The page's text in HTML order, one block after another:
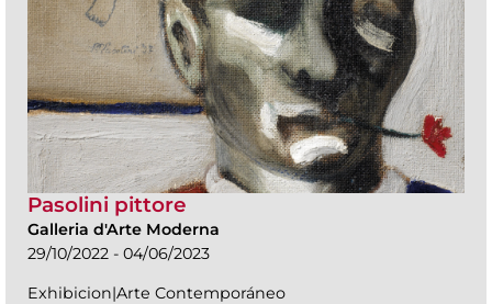
Pasolini pittore
Galleria d'Arte Moderna
29/10/2022 - 04/06/2023
Exhibicion|Arte Contemporáneo